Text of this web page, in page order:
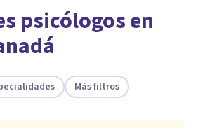
para encontrar el
preguntas y te ofreceremos
psicólogos en
Más filtros